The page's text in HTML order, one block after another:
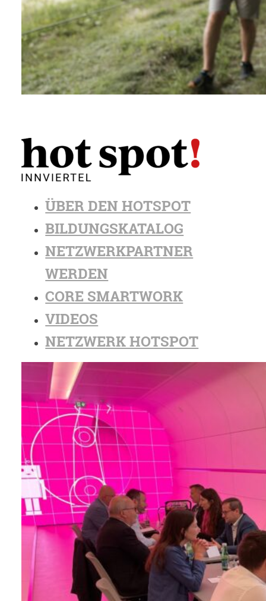
ÜBER DEN HOTSPOT
BILDUNGSKATALOG
NETZWERKPARTNER
WERDEN
CORE SMARTWORK
VIDEOS
NETZWERK HOTSPOT